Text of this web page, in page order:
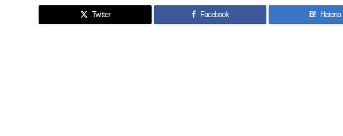
Twitter Facebook B! Hatena